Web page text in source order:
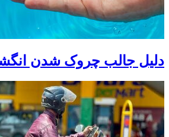
دلیل جالب چروک شدن